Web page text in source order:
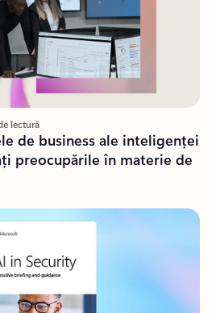
lectură
de business ale inteligenței
preocupările în materie de